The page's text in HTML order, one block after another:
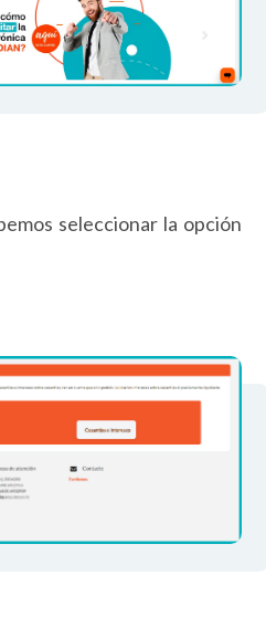
seleccionar la opción